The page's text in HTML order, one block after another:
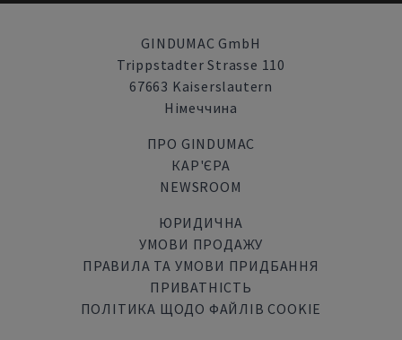
GINDUMAC GmbH
Trippstadter Strasse 110
67663 Kaiserslautern
Німеччина
ПРО GINDUMAC
КАР'ЄРА
NEWSROOM
ЮРИДИЧНА
УМОВИ ПРОДАЖУ
ПРАВИЛА ТА УМОВИ ПРИДБАННЯ
ПРИВАТНІСТЬ
ПОЛІТИКА ЩОДО ФАЙЛІВ COOKIE